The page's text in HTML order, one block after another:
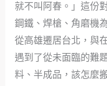
就不叫阿春。」這份
鋼鐵、焊槍、角磨機
從高雄遷居台北，與
遇到了從未面臨的難
料、半成品，該怎麼